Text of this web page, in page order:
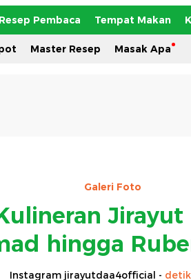
Resep Pembaca Tempat Makan
Master Resep Masak Apa
Galeri Foto
Jirayut
hingga
Instagram jirayutdaa4official -